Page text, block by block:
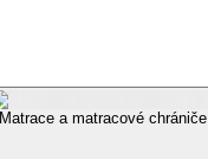
Matrace a matracové chrániče